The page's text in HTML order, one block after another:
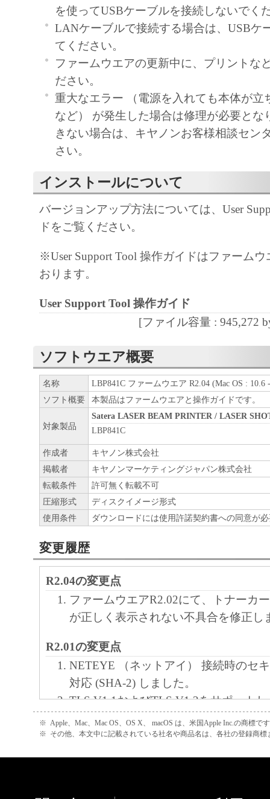
を使ってUSBケーブルを接続しないでく
LANケーブルで接続する場合は、USBケ
てください。
ファームウエアの更新中に、プリントな
ださい。
重大なエラー （電源を入れても本体が立
など） が発生した場合は修理が必要とな
きない場合は、キヤノンお客様相談セン
さい。
インストールについて
バージョンアップ方法については、User
ドをご覧ください。
※User Support Tool 操作ガイドはファーム
おります。
User Support Tool 操作ガイド
[ファイル容量 : 945,272
ソフトウエア概要
名称
LBP841C ファームウエア R2.04 (Mac OS : 10.6
ソフト概要
本製品はファームウエアと操作ガイドです。
対象製品
Satera LASER BEAM PRINTER / LASER
LBP841C
作成者
キヤノン株式会社
掲載者
キヤノンマーケティングジャパン株式会社
転載条件
許可無く転載不可
圧縮形式
ディスクイメージ形式
使用条件
ダウンロードには使用許諾契約書への同意が
変更履歴
R2.04の変更点
ファームウエアR2.02にて、トナーカ
が正しく表示されない不具合を修正し
R2.01の変更点
NETEYE （ネットアイ） 接続時のセ
対応 (SHA-2) しました。
TLS V1.1およびTLS V1.2をサポート
SSL3.0を非サポートにしました。
印字文字位置の座標計算がまれに不正
※ Apple、Mac、Mac OS、OS X、 macOS は、米国Apple Inc.の商標で
※ その他、本文中に記載されている社名や商品名は、各社の登録商標